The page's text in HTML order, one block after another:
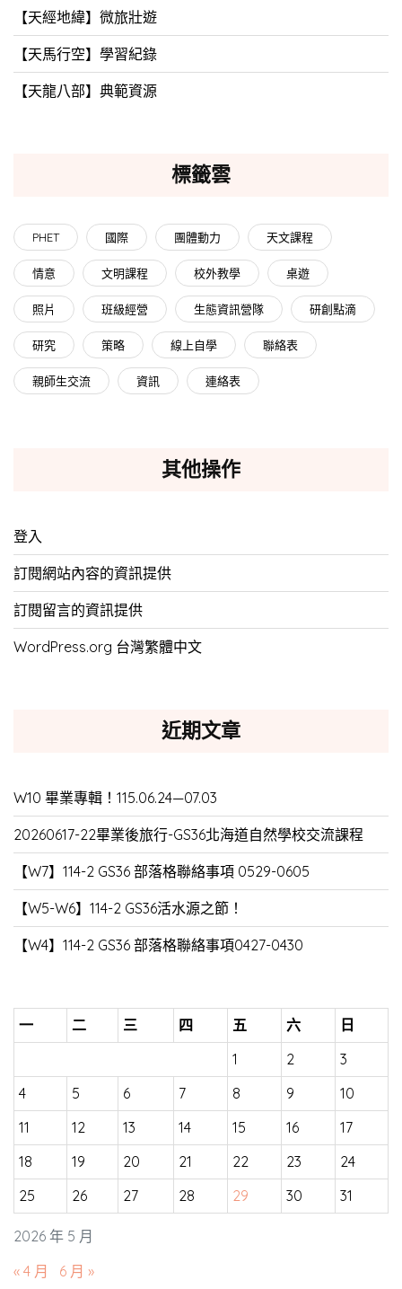
【天經地緯】微旅壯遊
【天馬行空】學習紀錄
【天龍八部】典範資源
標籤雲
PHET 國際 團體動力 天文課程
情意 文明課程 校外教學 桌遊
照片 班級經營 生態資訊營隊 研創點滴
研究 策略 線上自學 聯絡表
親師生交流 資訊 連絡表
其他操作
登入
訂閱網站內容的資訊提供
訂閱留言的資訊提供
WordPress.org 台灣繁體中文
近期文章
W10 畢業專輯！115.06.24—07.03
20260617-22畢業後旅行-GS36北海道自然學校交流課程
【W7】114-2 GS36 部落格聯絡事項 0529-0605
【W5-W6】114-2 GS36活水源之節！
【W4】114-2 GS36 部落格聯絡事項0427-0430
2026 年 5 月
一 二 三 四 五 六
日
1
2
3
4
5 6 7 8 9
10
11
12 13 14 15 16
17
18
19 20 21 22 23
24
25
26 27 28 29 30 31
« 4 月 6 月 »